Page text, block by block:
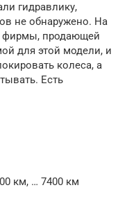
гидравлику,
не обнаружено. На
фирмы, продающей
для этой модели, и
колеса, а
Есть
км, … 7400 км